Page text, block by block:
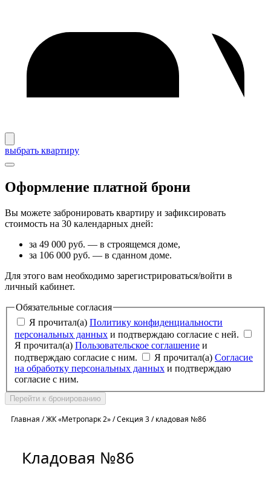
выбрать квартиру
Оформление платной брони
Вы можете забронировать квартиру и зафиксировать
стоимость на 30 календарных дней:
за 49 000 руб. — в строящемся доме,
за 106 000 руб. — в сданном доме.
Для этого вам необходимо зарегистрироваться/войти в
личный кабинет.
Обязательные согласия
Я прочитал(а) Политику конфиденциальности
персональных данных и подтверждаю согласие с ней.
Я прочитал(а) Пользовательское соглашение
подтверждаю согласие с ним.
Я прочитал(а) Согласие
на обработку персональных данных
согласие с ним.
Перейти к бронированию
Главная /ЖК «Метропарк 2»/Секция 3/кладовая №86
Кладовая №86